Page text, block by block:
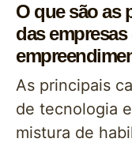
O que são as
das
As principais
de tecnologia
mistura de